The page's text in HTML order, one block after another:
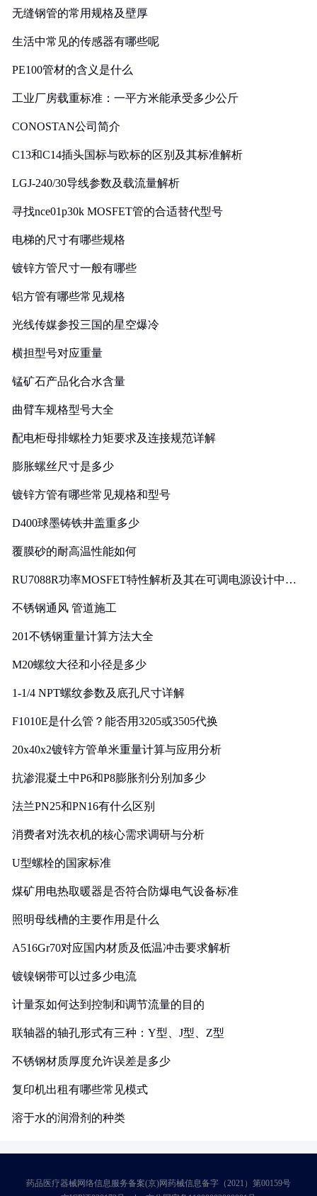
无缝钢管的常用规格及壁厚
生活中常见的传感器有哪些呢
PE100管材的含义是什么
工业厂房载重标准：一平方米能承受多少公斤
CONOSTAN公司简介
C13和C14插头国标与欧标的区别及其标准解析
LGJ-240/30导线参数及载流量解析
寻找nce01p30k MOSFET管的合适替代型号
电梯的尺寸有哪些规格
镀锌方管尺寸一般有哪些
铝方管有哪些常见规格
光线传媒参投三国的星空爆冷
横担型号对应重量
锰矿石产品化合水含量
曲臂车规格型号大全
配电柜母排螺栓力矩要求及连接规范详解
膨胀螺丝尺寸是多少
镀锌方管有哪些常见规格和型号
D400球墨铸铁井盖重多少
覆膜砂的耐高温性能如何
RU7088R功率MOSFET特性解析及其在可调电源设计中的
不锈钢通风 管道施工
201不锈钢重量计算方法大全
M20螺纹大径和小径是多少
1-1/4 NPT螺纹参数及底孔尺寸详解
F1010E是什么管？能否用3205或3505代换
20x40x2镀锌方管单米重量计算与应用分析
抗渗混凝土中P6和P8膨胀剂分别加多少
法兰PN25和PN16有什么区别
消费者对洗衣机的核心需求调研与分析
U型螺栓的国家标准
煤矿用电热取暖器是否符合防爆电气设备标准
照明母线槽的主要作用是什么
A516Gr70对应国内材质及低温冲击要求解析
镀镍钢带可以过多少电流
计量泵如何达到控制和调节流量的目的
联轴器的轴孔形式有三种：Y型、J型、Z型
不锈钢材质厚度允许误差是多少
复印机出租有哪些常见模式
溶于水的润滑剂的种类
药品医疗器械网络信息服务备案(京)网药械信息备字（2021）第00159号